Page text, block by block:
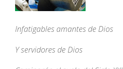
Infatigables amantes de Dios
Y servidores de Dios